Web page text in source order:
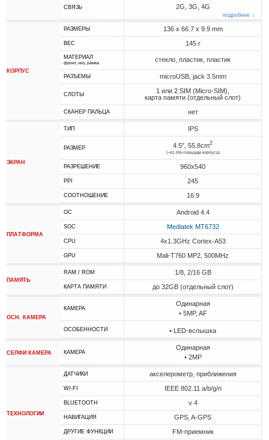
СВЯЗЬ 2G, 3G, 4G
подробнее ↓
КОРПУС
РАЗМЕРЫ 136 x 66.7 x 9.9 mm
ВЕС 145 г
МАТЕРИАЛ
фронт, низ, рамка стекло, пластик, пластик
РАЗЪЕМЫ microUSB, jack 3.5mm
СЛОТЫ
1 или 2 SIM (Micro-SIM),
карта памяти (отдельный слот)
СКАНЕР ПАЛЬЦА нет
ЭКРАН
ТИП IPS
РАЗМЕР 4.5", 55.8cm2
(~61.5% площади корпуса)
РАЗРЕШЕНИЕ 960x540
PPI 245
СООТНОШЕНИЕ 16:9
ПЛАТФОРМА
ОС Android 4.4
SOC Mediatek MT6732
CPU 4x1.3GHz Cortex-A53
GPU Mali-T760 MP2, 500MHz
ПАМЯТЬ
RAM / ROM 1/8, 2/16 GB
КАРТА ПАМЯТИ до 32GB (отдельный слот)
ОСН. КАМЕРА
КАМЕРА
Одинарная
• 5MP, AF
ОСОБЕННОСТИ • LED-вспышка
СЕЛФИ КАМЕРА КАМЕРА
Одинарная
• 2MP
ТЕХНОЛОГИИ
ДАТЧИКИ акселерометр, приближения
WI-FI IEEE 802.11 a/b/g/n
BLUETOOTH v 4
НАВИГАЦИЯ GPS, A-GPS
ДРУГИЕ ФУНКЦИИ FM-приемник